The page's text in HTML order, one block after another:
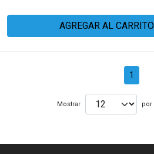
AGREGAR AL CARRITO
1
Mostrar por